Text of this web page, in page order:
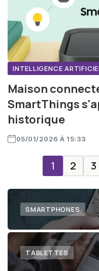
INTELLIGENCE
Maison
SmartThings
historique
05/01/2026 À 15:33
1 2 3
SMARTPHONES
TABLETTES